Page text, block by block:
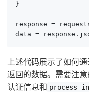
}
response =
data =
上述代码展示了如何
返回的数据。需要注
认证信息和